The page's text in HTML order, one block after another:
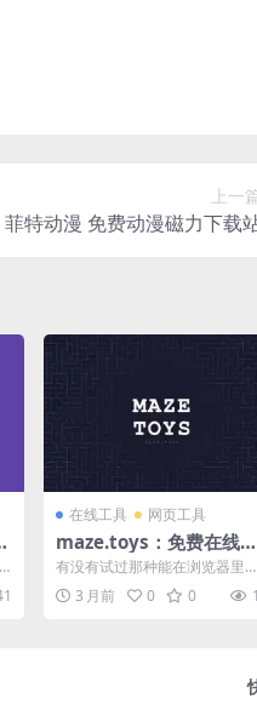
上一
特动漫 免费动漫磁力下载
在线工具 网页工具
maze.toys：免费在线迷
宫游戏，支持3D玉米迷
宫、每日挑战和无错误模
式
有没有试过那种能在浏览器里直
接玩的迷宫游戏，打开就能进，
不用下载、不用注册、不用...
3 月前 0 0